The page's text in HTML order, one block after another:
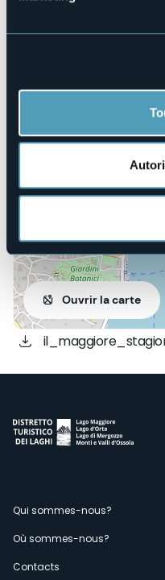
Site Internet
Via S. Bernardino, 49
28921 - Verbania (VB)
Ouvrir la carte
Menù
secondario
Qui sommes-nous?
Où sommes-nous?
Contacts